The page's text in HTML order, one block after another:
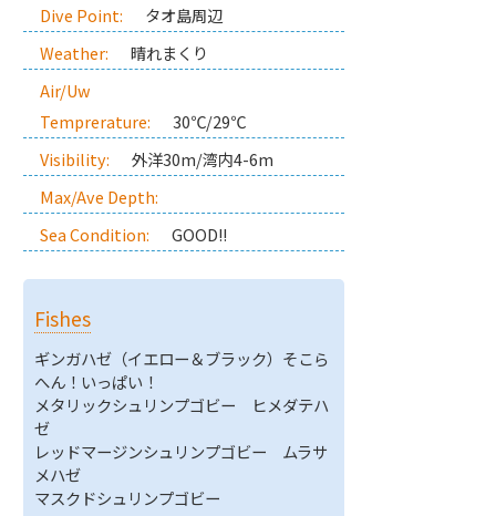
Dive Point:
タオ島周辺
Weather:
晴れまくり
Air/Uw
Temprerature:
30℃/29℃
Visibility:
外洋30m/湾内4-6m
Max/Ave Depth:
Sea Condition:
GOOD!!
Fishes
ギンガハゼ（イエロー＆ブラック）そこら
へん！いっぱい！
メタリックシュリンプゴビー ヒメダテハ
ゼ
レッドマージンシュリンプゴビー ムラサ
メハゼ
マスクドシュリンプゴビー